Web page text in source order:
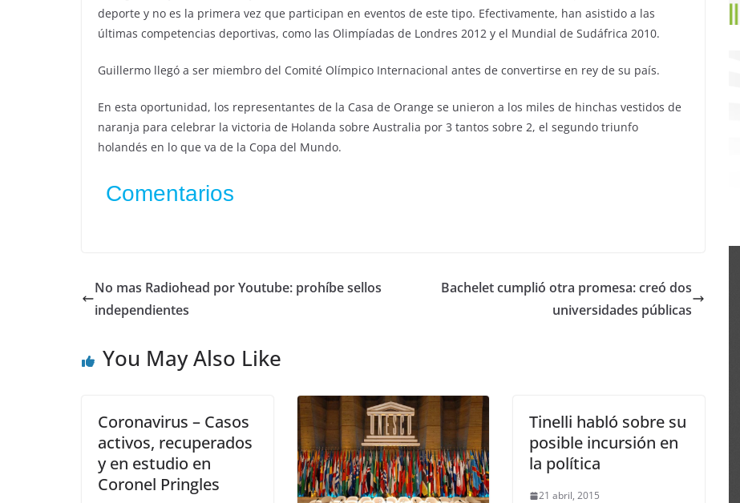
deporte y no es la primera vez que participan en eventos de este tipo. Efectivamente, han asistido a las
últimas competencias deportivas, como las Olimpíadas de Londres 2012 y el Mundial de Sudáfrica 2010.
Guillermo llegó a ser miembro del Comité Olímpico Internacional antes de convertirse en rey de su país.
En esta oportunidad, los representantes de la Casa de Orange se unieron a los miles de hinchas vestidos de
naranja para celebrar la victoria de Holanda sobre Australia por 3 tantos sobre 2, el segundo triunfo
holandés en lo que va de la Copa del Mundo.
Comentarios
No mas Radiohead por Youtube: prohíbe sellos
independientes
Bachelet cumplió otra promesa: creó dos
universidades públicas
You May Also Like
Coronavirus – Casos
activos, recuperados
y en estudio en
Coronel Pringles
Tinelli habló sobre su
posible incursión en
la política
21 abril, 2015